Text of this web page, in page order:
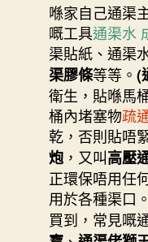
喺家自己通渠
嘅工具通渠水
渠貼紙、通渠
渠膠條等等。 (
衛生，貼喺馬
桶內堵塞物疏
乾，否則貼唔
炮 ，又叫高壓
正環保唔用任
用於各種渠口。
買到，常見嘅